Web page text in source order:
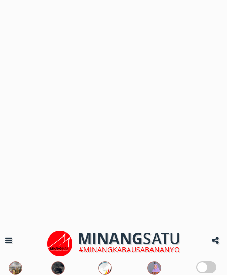
MINANGSATU
#MINANGKABAUSABANANYO